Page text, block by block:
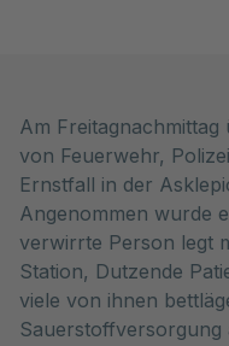
Am
von Feuerwehr,
Ernstfall in der
Angenommen wurde
verwirrte Person legt
Station, Dutzende
viele von ihnen
Sauerstoffversorgung